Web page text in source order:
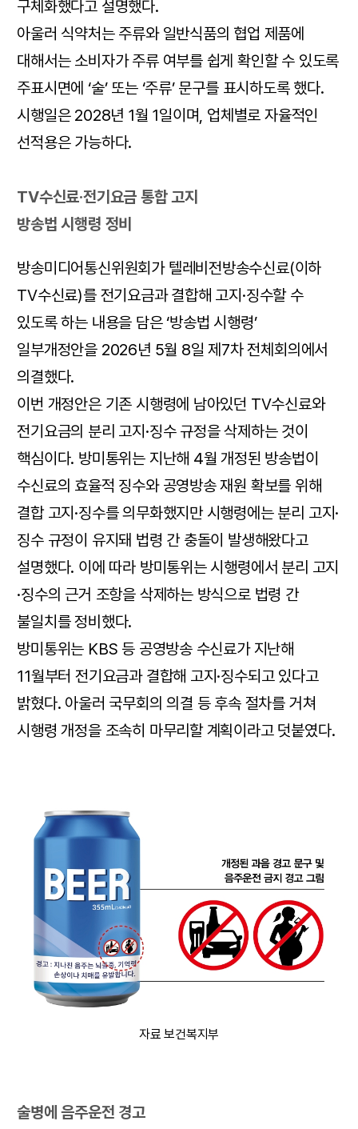
구체화했다고 설명했다.
아울러 식약처는 주류와 일반식품의 협업 제품에
대해서는 소비자가 주류 여부를 쉽게 확인할 수 있도록
주표시면에 ‘술’ 또는 ‘주류’ 문구를 표시하도록 했다.
시행일은 2028년 1월 1일이며, 업체별로 자율적인
선적용은 가능하다.
TV수신료·전기요금 통합 고지
방송법 시행령 정비
방송미디어통신위원회가 텔레비전방송수신료(이하
TV수신료)를 전기요금과 결합해 고지·징수할 수
있도록 하는 내용을 담은 ‘방송법 시행령’
일부개정안을 2026년 5월 8일 제7차 전체회의에서
의결했다.
이번 개정안은 기존 시행령에 남아있던 TV수신료와
전기요금의 분리 고지·징수 규정을 삭제하는 것이
핵심이다. 방미통위는 지난해 4월 개정된 방송법이
수신료의 효율적 징수와 공영방송 재원 확보를 위해
결합 고지·징수를 의무화했지만 시행령에는 분리 고지·
징수 규정이 유지돼 법령 간 충돌이 발생해왔다고
설명했다. 이에 따라 방미통위는 시행령에서 분리 고지
·징수의 근거 조항을 삭제하는 방식으로 법령 간
불일치를 정비했다.
방미통위는 KBS 등 공영방송 수신료가 지난해
11월부터 전기요금과 결합해 고지·징수되고 있다고
밝혔다. 아울러 국무회의 의결 등 후속 절차를 거쳐
시행령 개정을 조속히 마무리할 계획이라고 덧붙였다.
자료 보건복지부
술병에 음주운전 경고